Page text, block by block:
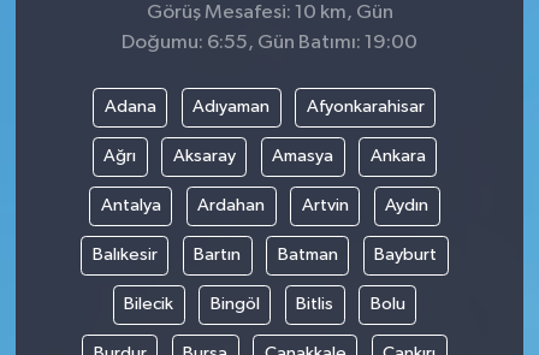
Görüş Mesafesi: 10 km, Gün
Doğumu: 6:55, Gün Batımı: 19:00
Adana Adıyaman Afyonkarahisar
Ağrı Aksaray Amasya Ankara
Antalya Ardahan Artvin Aydın
Balıkesir Bartın Batman Bayburt
Bilecik Bingöl Bitlis Bolu